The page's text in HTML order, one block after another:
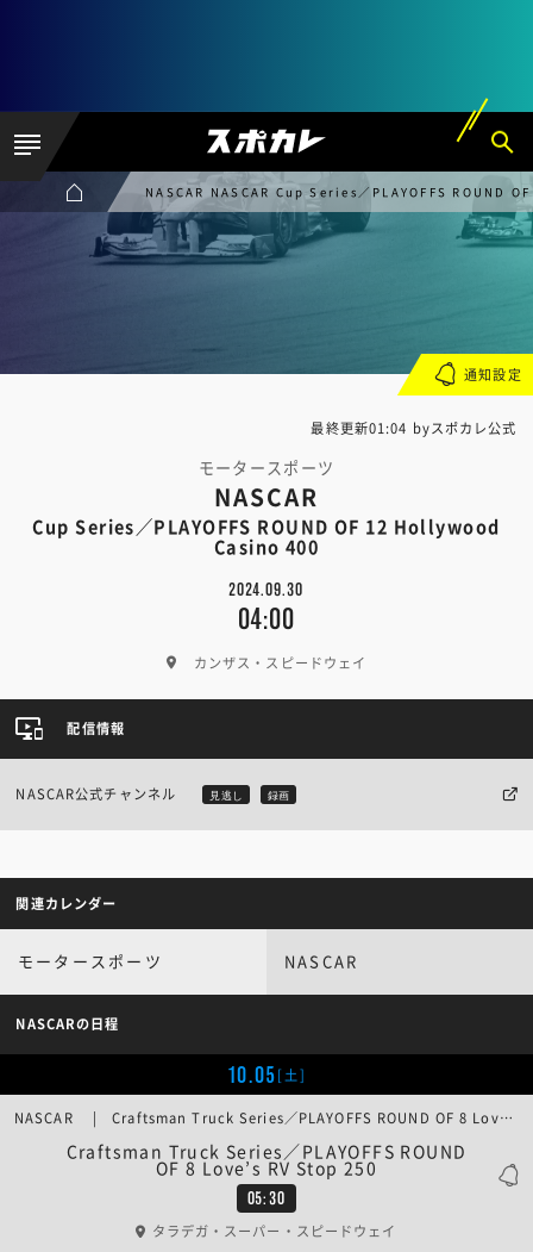
NASCAR NASCAR Cup Series／PLAYOFFS ROUND
最終更新01:04 byスポカレ公式
モータースポーツ
NASCAR
Cup Series／PLAYOFFS ROUND OF 12 Hollywood
Casino 400
2024.09.30
04:00
カンザス・スピードウェイ
通知設定
配信情報
NASCAR公式チャンネル 見逃し 録画
関連カレンダー
モータースポーツ NASCAR
NASCARの日程
10.05[土]
05:30
Craftsman Truck Series／PLAYOFFS ROUND
OF 8 Love’s RV Stop 250
NASCAR | Craftsman Truck Series／PLAYOFFS ROUND OF 8 Love’s RV Stop 250
タラデガ・スーパー・スピードウェイ